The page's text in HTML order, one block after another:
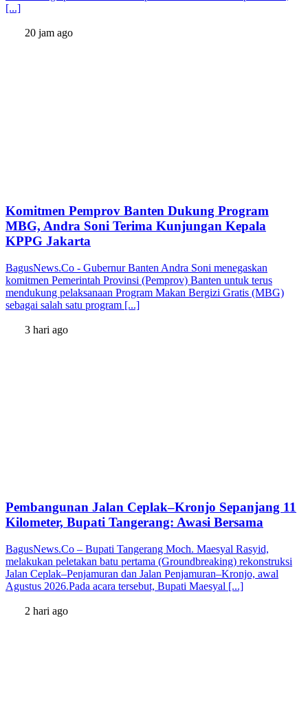
[...]
20 jam ago
Komitmen Pemprov Banten Dukung Program
MBG, Andra Soni Terima Kunjungan Kepala
KPPG Jakarta
BagusNews.Co - Gubernur Banten Andra Soni menegaskan
komitmen Pemerintah Provinsi (Pemprov) Banten untuk terus
mendukung pelaksanaan Program Makan Bergizi Gratis (MBG)
sebagai salah satu program [...]
3 hari ago
Pembangunan Jalan Ceplak–Kronjo Sepanjang 11
Kilometer, Bupati Tangerang: Awasi Bersama
BagusNews.Co – Bupati Tangerang Moch. Maesyal Rasyid,
melakukan peletakan batu pertama (Groundbreaking) rekonstruksi
Jalan Ceplak–Penjamuran dan Jalan Penjamuran–Kronjo, awal
Agustus 2026.Pada acara tersebut, Bupati Maesyal [...]
2 hari ago